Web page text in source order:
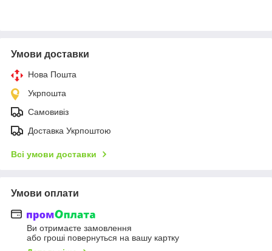
Умови доставки
Нова Пошта
Укрпошта
Самовивіз
Доставка Укрпоштою
Всі умови доставки
Умови оплати
Ви отримаєте замовлення
або гроші повернуться на вашу картку